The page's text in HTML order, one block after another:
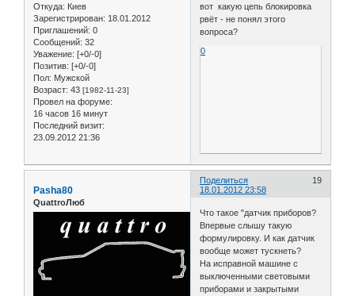
Откуда: Киев
Зарегистрирован: 18.01.2012
Приглашений: 0
Сообщений: 32
Уважение: [+0/-0]
Позитив: [+0/-0]
Пол: Мужской
Возраст: 43 [1982-11-23]
Провел на форуме:
16 часов 16 минут
Последний визит:
23.09.2012 21:36
вот какую цепь блокировка
рвёт - не понял этого
вопроса?
0
Поделиться
19
18.01.2012 23:58
Pasha80
QuattroЛюб
Что такое "датчик приборов?
Впервые слышу такую
формулировку. И как датчик
вообще может тускнеть?
На исправной машине с
выключенными световыми
приборами и закрытыми